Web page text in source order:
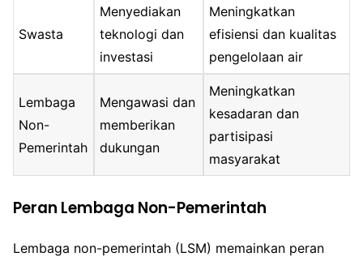
Swasta
Menyediakan
teknologi dan
investasi
Meningkatkan
efisiensi dan kualitas
pengelolaan air
Lembaga
Non-
Pemerintah
Mengawasi dan
memberikan
dukungan
Meningkatkan
kesadaran dan
partisipasi
masyarakat
Peran Lembaga Non-Pemerintah
Lembaga non-pemerintah (LSM) memainkan peran